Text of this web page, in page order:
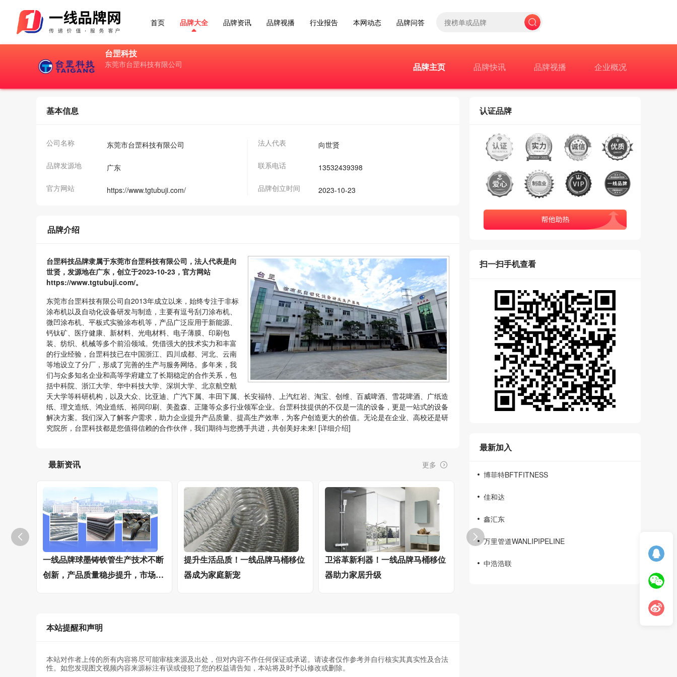
首页 品牌大全 品牌资讯 品牌视播 行业报告 本网动态 品牌问答
台罡科技
东莞市台罡科技有限公司 品牌主页 品牌快讯 品牌视播 企业概况
基本信息
公司名称 东莞市台罡科技有限公司 法人代表 向世贤
品牌发源地 广东 联系电话 13532439398
官方网站 https://www.tgtubuji.com/ 品牌创立时间 2023-10-23
品牌介绍
台罡科技品牌隶属于东莞市台罡科技有限公司，法人代表是向
世贤，发源地在广东，创立于2023-10-23，官方网站
https://www.tgtubuji.com/。
东莞市台罡科技有限公司自2013年成立以来，始终专注于非标
涂布机以及自动化设备研发与制造，主要有逗号刮刀涂布机、
微凹涂布机、平板式实验涂布机等，产品广泛应用于新能源、
钙钛矿、医疗健康、新材料、光电材料、电子薄膜、印刷包
装、纺织、机械等多个前沿领域。凭借强大的技术实力和丰富
的行业经验，台罡科技已在中国浙江、四川成都、河北、云南
等地设立了分厂，形成了完善的生产与服务网络。多年来，我
们与众多知名企业和高等学府建立了长期稳定的合作关系，包
括中科院、浙江大学、华中科技大学、深圳大学、北京航空航
天大学等科研机构，以及大众、比亚迪、广汽下属、丰田下属、长安福特、上汽红岩、淘宝、创维、百威啤酒、雪花啤酒、广纸造
纸、理文造纸、鸿业造纸、裕同印刷、美盈森、正隆等众多行业领军企业。台罡科技提供的不仅是一流的设备，更是一站式的设备
解决方案。我们深入了解客户需求，助力企业提升产品质量、提高生产效率，为客户创造更大的价值。无论是在企业、高校还是研
究院所，台罡科技都是您值得信赖的合作伙伴，我们期待与您携手共进，共创美好未来! [详细介绍]
最新资讯 更多
一线品牌球墨铸铁管生产技术不断
创新，产品质量稳步提升，市场竞
提升生活品质！一线品牌马桶移位
器成为家庭新宠
卫浴革新利器！一线品牌马桶移位
器助力家居升级
 
本站提醒和声明
本站对作者上传的所有内容将尽可能审核来源及出处，但对内容不作任何保证或承诺。请读者仅作参考并自行核实其真实性及合法
性。如您发现图文视频内容来源标注有误或侵犯了您的权益请告知，本站将及时予以修改或删除。
认证品牌
扫一扫手机查看
最新加入
博菲特BFTFITNESS
佳和达
鑫汇东
万里管道WANLIPIPELINE
中浩浩联